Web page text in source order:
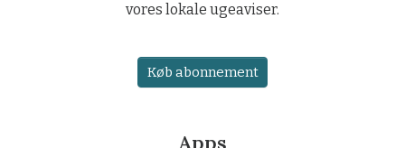
vores lokale ugeaviser.
Køb abonnement
Apps